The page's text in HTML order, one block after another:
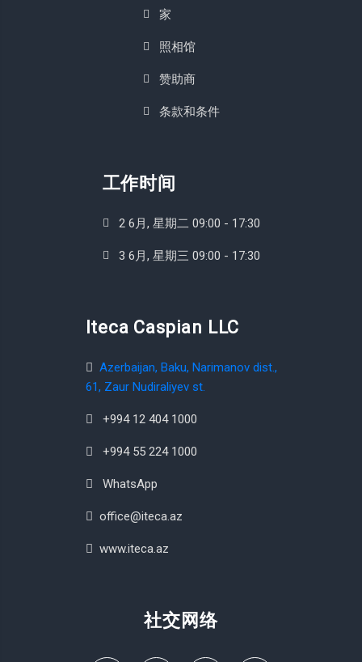
家
照相馆
赞助商
条款和条件
工作时间
2 6月, 星期二 09:00 - 17:30
3 6月, 星期三 09:00 - 17:30
Iteca Caspian LLC
Azerbaijan, Baku, Narimanov dist.,
61, Zaur Nudiraliyev st.
+994 12 404 1000
+994 55 224 1000
WhatsApp
office@iteca.az
www.iteca.az
社交网络